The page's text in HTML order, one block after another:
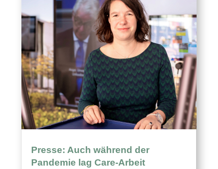
Presse: Auch während der
Pandemie lag Care-Arbeit